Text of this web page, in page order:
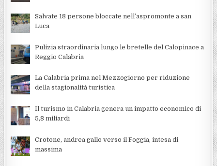
Salvate 18 persone bloccate nell’aspromonte a san
Luca
Pulizia straordinaria lungo le bretelle del Calopinace a
Reggio Calabria
La Calabria prima nel Mezzogiorno per riduzione
della stagionalità turistica
Il turismo in Calabria genera un impatto economico di
5,8 miliardi
Crotone, andrea gallo verso il Foggia, intesa di
massima